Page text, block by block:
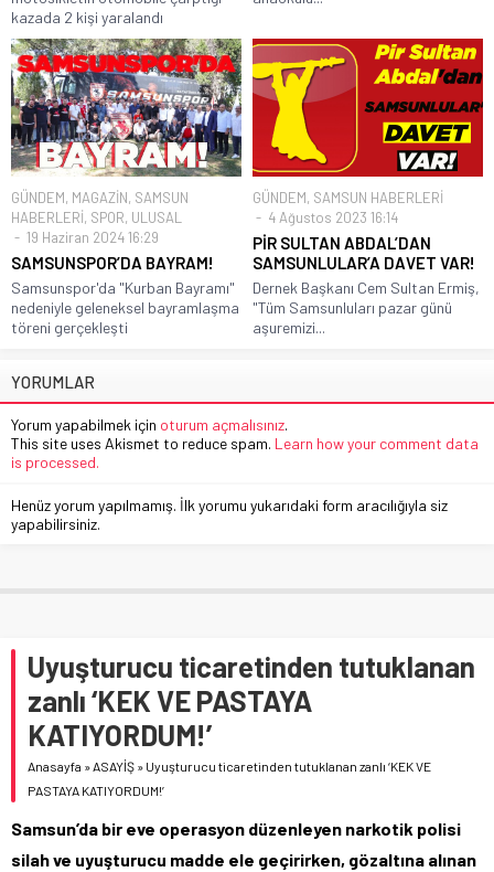
kazada 2 kişi yaralandı
GÜNDEM, MAGAZİN, SAMSUN
HABERLERİ, SPOR, ULUSAL
19 Haziran 2024 16:29
SAMSUNSPOR’DA BAYRAM!
Samsunspor'da "Kurban Bayramı"
nedeniyle geleneksel bayramlaşma
töreni gerçekleşti
GÜNDEM, SAMSUN HABERLERİ
4 Ağustos 2023 16:14
PİR SULTAN ABDAL’DAN
SAMSUNLULAR’A DAVET VAR!
Dernek Başkanı Cem Sultan Ermiş,
"Tüm Samsunluları pazar günü
aşuremizi...
YORUMLAR
Yorum yapabilmek için oturum açmalısınız.
This site uses Akismet to reduce spam. Learn how your comment data
is processed.
Henüz yorum yapılmamış. İlk yorumu yukarıdaki form aracılığıyla siz
yapabilirsiniz.
Uyuşturucu ticaretinden tutuklanan
zanlı ‘KEK VE PASTAYA
KATIYORDUM!’
Anasayfa »ASAYİŞ » Uyuşturucu ticaretinden tutuklanan zanlı ‘KEK VE
PASTAYA KATIYORDUM!’
Samsun’da bir eve operasyon düzenleyen narkotik polisi
silah ve uyuşturucu madde ele geçirirken, gözaltına alınan